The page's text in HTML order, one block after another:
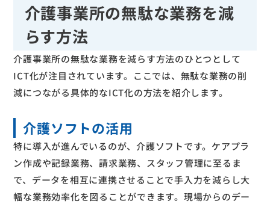
介護事業所の無駄な業務を減
らす方法
介護事業所の無駄な業務を減らす方法のひとつとして
ICT化が注目されています。ここでは、無駄な業務の削
減につながる具体的なICT化の方法を紹介します。
介護ソフトの活用
特に導入が進んでいるのが、介護ソフトです。ケアプラ
ン作成や記録業務、請求業務、スタッフ管理に至るま
で、データを相互に連携させることで手入力を減らし大
幅な業務効率化を図ることができます。現場からのデー